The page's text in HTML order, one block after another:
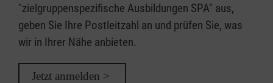
"zielgruppenspezifische Ausbildungen SPA" aus,
geben Sie Ihre Postleitzahl an und prüfen Sie, was
wir in Ihrer Nähe anbieten.
Jetzt anmelden >